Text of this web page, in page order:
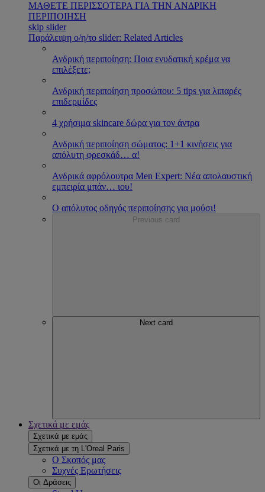
ΜΑΘΕΤΕ ΠΕΡΙΣΣΟΤΕΡΑ ΓΙΑ ΤΗΝ ΑΝΔΡΙΚΗ
ΠΕΡΙΠΟΙΗΣΗ
skip slider
Παράλειψη ο/η/το slider: Related Articles
Ανδρική περιποίηση: Ποια ενυδατική κρέμα να
επιλέξετε;
Ανδρική περιποίηση προσώπου: 5 tips για λιπαρές
επιδερμίδες
4 χρήσιμα skincare δώρα για τον άντρα
Ανδρική περιποίηση σώματος: 1+1 κινήσεις για
απόλυτη φρεσκάδ… α!
Ανδρικά αφρόλουτρα Men Expert: Νέα απολαυστική
εμπειρία μπάν… ιου!
Ο απόλυτος οδηγός περιποίησης για μούσι!
Previous card
Next card
Σχετικά με εμάς
Σχετικά με εμάς
Σχετικά με τη L'Oreal Paris
Ο Σκοπός μας
Συχνές Ερωτήσεις
Οι Δράσεις